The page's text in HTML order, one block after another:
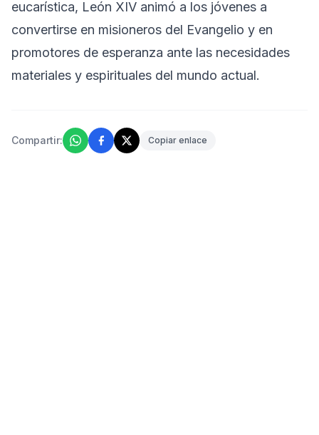
eucarística, León XIV animó a los jóvenes a
convertirse en misioneros del Evangelio y en
promotores de esperanza ante las necesidades
materiales y espirituales del mundo actual.
Compartir: Copiar enlace